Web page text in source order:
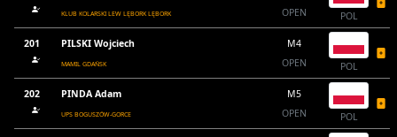
KLUB KOLARSKI LEW LĘBORK LĘBORK
OPEN
POL
201 PILSKI Wojciech
MAMIL GDAŃSK
M4
OPEN
POL
202 PINDA Adam
UPS BOGUSZÓW-GORCE
M5
OPEN
POL